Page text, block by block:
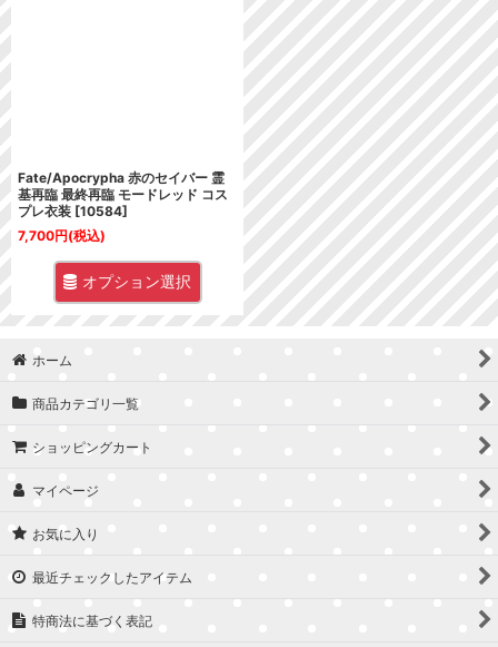
Fate/Apocrypha 赤のセイバー 霊
基再臨 最終再臨 モードレッド コス
プレ衣装 [10584]
7,700円(税込)
オプション選択
ホーム
商品カテゴリ一覧
ショッピングカート
マイページ
お気に入り
最近チェックしたアイテム
特商法に基づく表記